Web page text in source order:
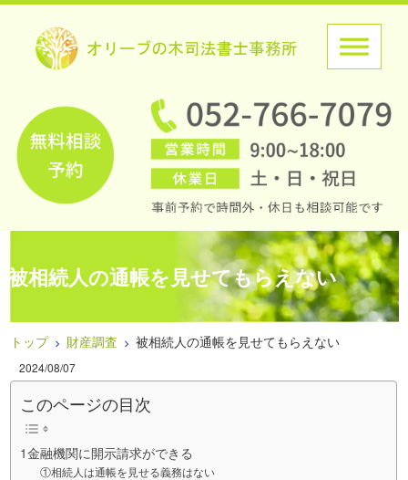
被相続人の通帳を見せてもらえない
トップ 財産調査 被相続人の通帳を見せてもらえない
2024/08/07
このページの目次
1金融機関に開示請求ができる
①相続人は通帳を見せる義務はない